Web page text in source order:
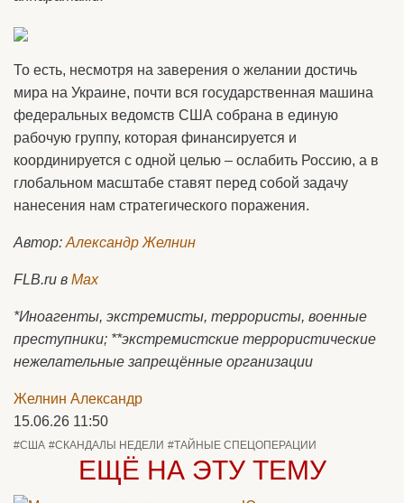
То есть, несмотря на заверения о желании достичь
мира на Украине, почти вся государственная машина
федеральных ведомств США собрана в единую
рабочую группу, которая финансируется и
координируется с одной целью – ослабить Россию, а в
глобальном масштабе ставят перед собой задачу
нанесения нам стратегического поражения.
Автор: Александр Желнин
FLB.ru в Max
*Иноагенты, экстремисты, террористы, военные
преступники; **экстремистские террористические
нежелательные запрещённые организации
Желнин Александр
15.06.26 11:50
#США #СКАНДАЛЫ НЕДЕЛИ #ТАЙНЫЕ СПЕЦОПЕРАЦИИ
ЕЩЁ НА ЭТУ ТЕМУ